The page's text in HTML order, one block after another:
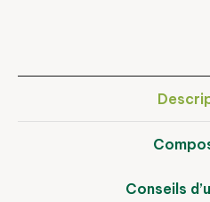
Conseils